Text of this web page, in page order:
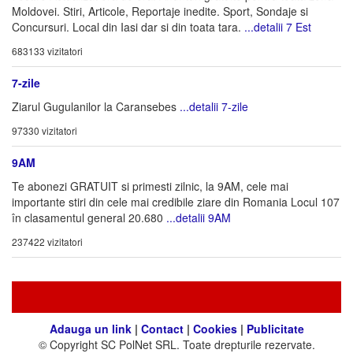
Moldovei. Stiri, Articole, Reportaje inedite. Sport, Sondaje si
Concursuri. Local din Iasi dar si din toata tara. ...detalii 7 Est
683133 vizitatori
7-zile
Ziarul Gugulanilor la Caransebes ...detalii 7-zile
97330 vizitatori
9AM
Te abonezi GRATUIT si primesti zilnic, la 9AM, cele mai
importante stiri din cele mai credibile ziare din Romania Locul 107
în clasamentul general 20.680 ...detalii 9AM
237422 vizitatori
Adauga un link| Contact| Cookies| Publicitate
© Copyright SC PolNet SRL. Toate drepturile rezervate.